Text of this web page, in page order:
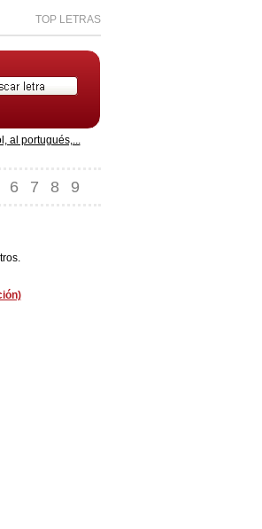
TOP LETRAS
al portugués,...
6 7 8 9